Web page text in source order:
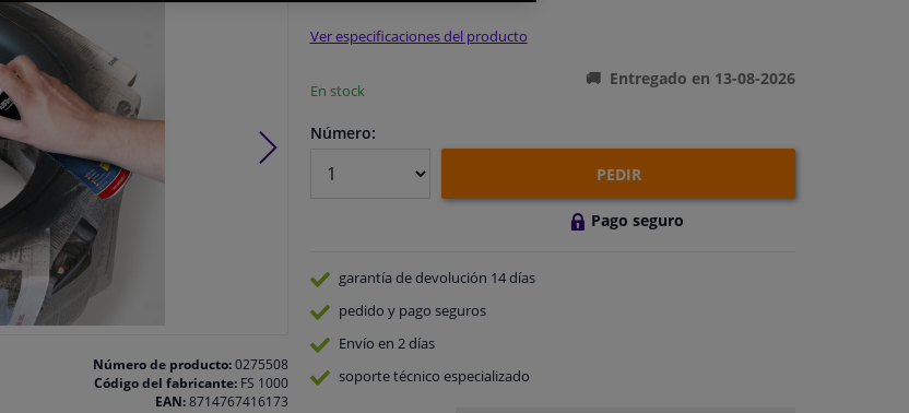
Número de producto:0275508
Código del fabricante:FS 1000
EAN:8714767416173
Ver especificaciones del producto
En stock
Entregado en 13-08-2026
Número:
PEDIR
Pago seguro
garantía de devolución 14 días
pedido y pago seguros
Envío en 2 días
soporte técnico especializado